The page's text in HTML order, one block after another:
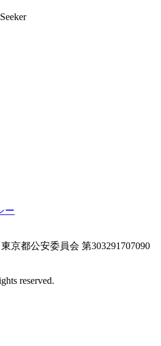
ー
京都公安委員会 第303291707090
reserved.